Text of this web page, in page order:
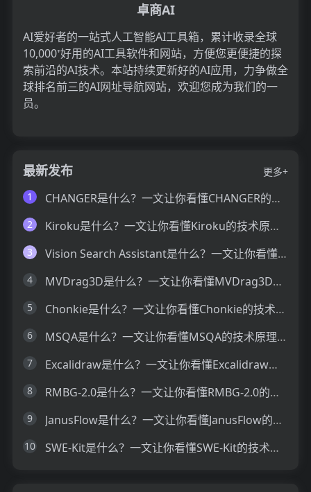
卓商AI
AI爱好者的一站式人工智能AI工具箱，累计收录全球
10,000⁺好用的AI工具软件和网站，方便您更便捷的探
索前沿的AI技术。本站持续更新好的AI应用，力争做全
球排名前三的AI网址导航网站，欢迎您成为我们的一
员。
最新发布
更多+
1
CHANGER是什么？一文让你看懂CHANGER的技术原理、主要功能、应用场景
2 Kiroku是什么？一文让你看懂Kiroku的技术原理、主要功能、应用场景
3 Vision Search Assistant是什么？一文让你看懂Vision Search Assistant的技术原理、主要功能、应用场景
4 MVDrag3D是什么？一文让你看懂MVDrag3D的技术原理、主要功能、应用场景
5 Chonkie是什么？一文让你看懂Chonkie的技术原理、主要功能、应用场景
6 MSQA是什么？一文让你看懂MSQA的技术原理、主要功能、应用场景
7 Excalidraw是什么？一文让你看懂Excalidraw的技术原理、主要功能、应用场景
8 RMBG-2.0是什么？一文让你看懂RMBG-2.0的技术原理、主要功能、应用场景
9 JanusFlow是什么？一文让你看懂JanusFlow的技术原理、主要功能、应用场景
10 SWE-Kit是什么？一文让你看懂SWE-Kit的技术原理、主要功能、应用场景